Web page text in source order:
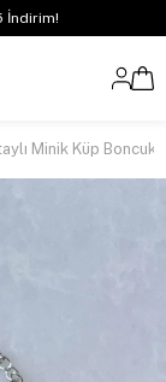
İndirim!